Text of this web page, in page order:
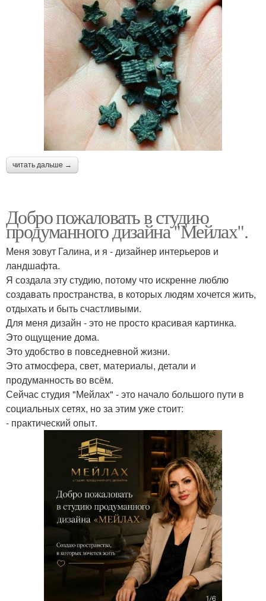
читать дальше →
Добро пожаловать в студию
продуманного дизайна "Мейлах".
Меня зовут Галина, и я - дизайнер интерьеров и
ландшафта.
Я создала эту студию, потому что искренне люблю
создавать пространства, в которых людям хочется жить,
отдыхать и быть счастливыми.
Для меня дизайн - это не просто красивая картинка.
Это ощущение дома.
Это удобство в повседневной жизни.
Это атмосфера, свет, материалы, детали и
продуманность во всём.
Сейчас студия "Мейлах" - это начало большого пути в
социальных сетях, но за этим уже стоит:
- практический опыт.